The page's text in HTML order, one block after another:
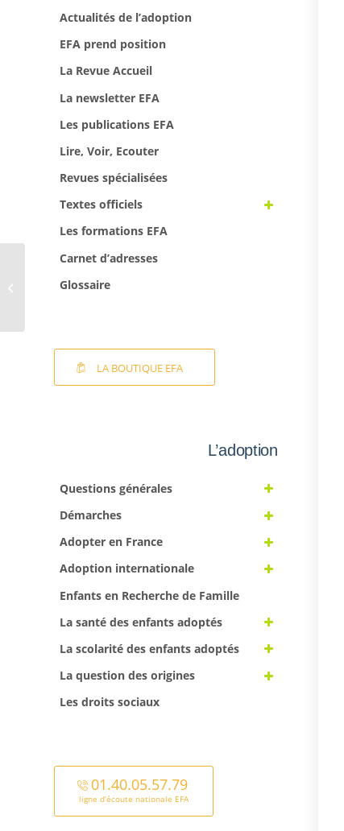
Actualités de l’adoption
EFA prend position
La Revue Accueil
La newsletter EFA
Les publications EFA
Lire, Voir, Ecouter
Revues spécialisées
Textes officiels
Les formations EFA
Carnet d’adresses
Glossaire
LA BOUTIQUE EFA
L’adoption
Questions générales
Démarches
Adopter en France
Adoption internationale
Enfants en Recherche de Famille
La santé des enfants adoptés
La scolarité des enfants adoptés
La question des origines
Les droits sociaux
01.40.05.57.79
ligne d’écoute nationale EFA
Naissance sous X : le